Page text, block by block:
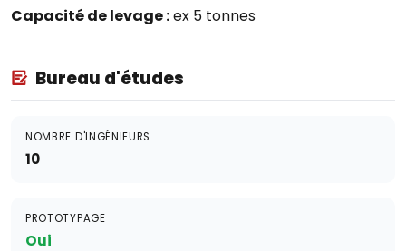
Capacité de levage :ex 5 tonnes
Bureau d'études
NOMBRE D'INGÉNIEURS
10
PROTOTYPAGE
Oui